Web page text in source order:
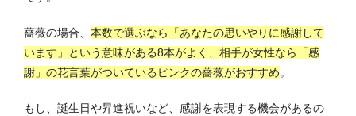
薔薇の場合、 本数で選ぶなら「あなたの思いやりに感謝して
います」という意味がある8本がよく、相手が女性なら「感
謝」の花言葉がついているピンクの薔薇がおすすめ。
もし、誕生日や昇進祝いなど、感謝を表現する機会があるの